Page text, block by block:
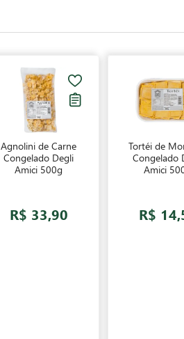
Agnolini de Carne
Congelado Degli
Amici 500g
R$ 33,90
Tortéi de
Congelado
Amici
R$